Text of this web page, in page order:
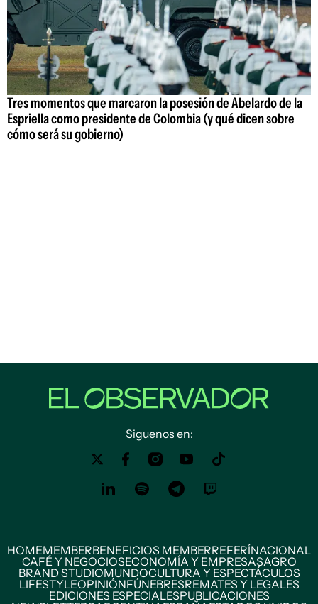
Tres momentos que marcaron la posesión de Abelardo de la
Espriella como presidente de Colombia (y qué dicen sobre
cómo será su gobierno)
Siguenos en:
HOMEMEMBERBENEFICIOS MEMBERREFERÍNACIONAL
CAFÉ Y NEGOCIOSECONOMÍA Y EMPRESASAGRO
BRAND STUDIOMUNDOCULTURA Y ESPECTÁCULOS
LIFESTYLEOPINIÓNFÚNEBRESREMATES Y LEGALES
EDICIONES ESPECIALESPUBLICACIONES